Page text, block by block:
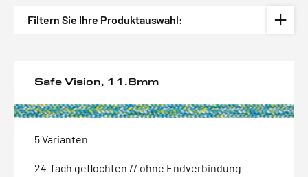
Filtern Sie Ihre Produktauswahl:
Safe Vision, 11.8mm
5 Varianten
24-fach geflochten // ohne Endverbindung